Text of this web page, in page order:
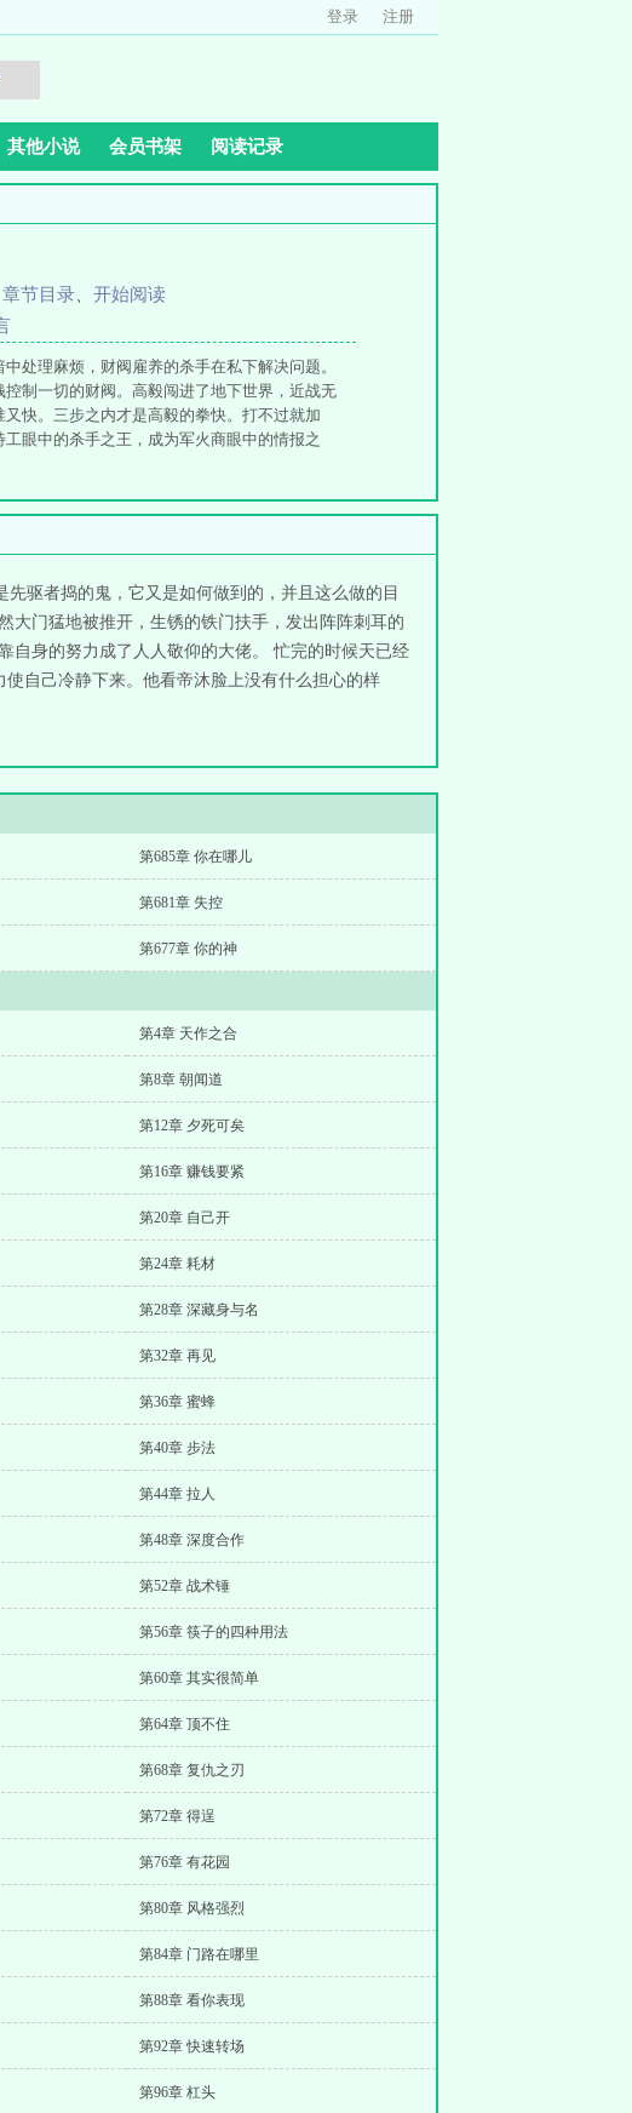
登录 注册
其他小说 会员书架 阅读记录
章节目录
开始阅读
处理麻烦，财阀雇养的杀手在私下解决问题。
制一切的财阀。高毅闯进了地下世界，近战无
快。三步之内才是高毅的拳快。打不过就加
眼中的杀手之王，成为军火商眼中的情报之
驱者捣的鬼，它又是如何做到的，并且这么做的目
门猛地被推开，生锈的铁门扶手，发出阵阵刺耳的
自身的努力成了人人敬仰的大佬。 忙完的时候天已经
自己冷静下来。他看帝沐脸上没有什么担心的样
第685章 你在哪儿
第681章 失控
第677章 你的神
第4章 天作之合
第8章 朝闻道
第12章 夕死可矣
第16章 赚钱要紧
第20章 自己开
第24章 耗材
第28章 深藏身与名
第32章 再见
第36章 蜜蜂
第40章 步法
第44章 拉人
第48章 深度合作
第52章 战术锤
第56章 筷子的四种用法
第60章 其实很简单
第64章 顶不住
第68章 复仇之刃
第72章 得逞
第76章 有花园
第80章 风格强烈
第84章 门路在哪里
第88章 看你表现
第92章 快速转场
第96章 杠头